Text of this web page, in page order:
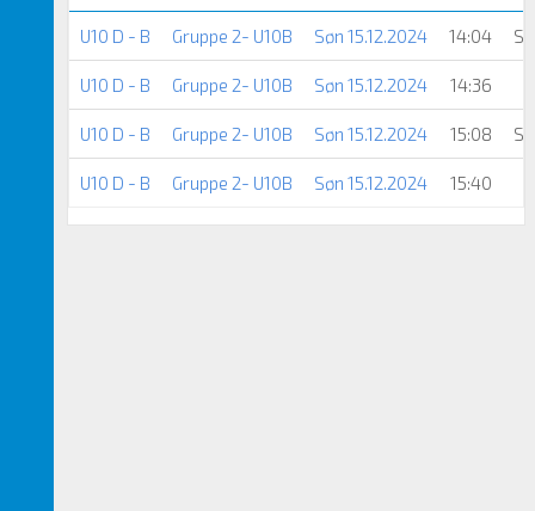
U10 D - B Gruppe 2- U10B Søn 15.12.2024 14:04
U10 D - B Gruppe 2- U10B Søn 15.12.2024 14:36
U10 D - B Gruppe 2- U10B Søn 15.12.2024 15:08
U10 D - B Gruppe 2- U10B Søn 15.12.2024 15:40